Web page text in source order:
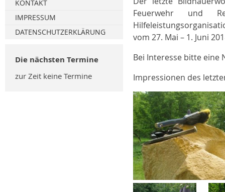
KONTAKT
Material
IMPRESSUM
DATENSCHUTZERKLÄRUNG
Die nächsten Termine
zur Zeit keine Termine
Feuerwehr und
vom 27. Mai – 1. Juni
Bei Interesse bitte eine
Impressionen des